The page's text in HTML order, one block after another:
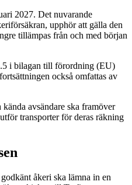
2027. Det nuvarande
upphör att gälla den
tillämpas från och med början
i bilagan till förordning (EU)
också omfattas av
avsändare ska framöver
transporter för deras räkning
åkeri ska lämna in en